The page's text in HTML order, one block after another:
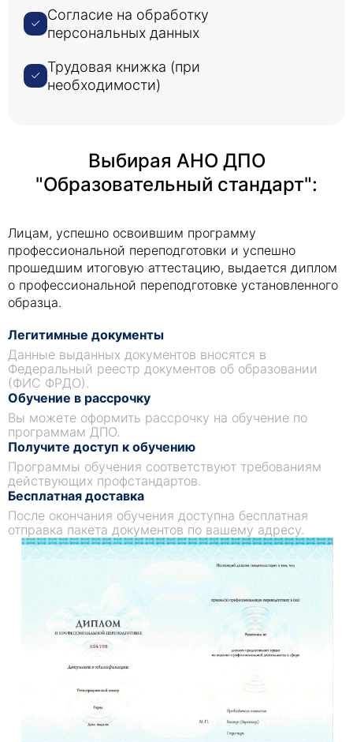
Согласие на обработку
персональных данных
Трудовая книжка (при
необходимости)
Выбирая АНО ДПО
"Образовательный стандарт":
Лицам, успешно освоившим программу
профессиональной переподготовки и успешно
прошедшим итоговую аттестацию, выдается диплом
о профессиональной переподготовке установленного
образца.
Легитимные документы
Данные выданных документов вносятся в
Федеральный реестр документов об образовании
(ФИС ФРДО).
Обучение в рассрочку
Вы можете оформить рассрочку на обучение по
программам ДПО.
Получите доступ к обучению
Программы обучения соответствуют требованиям
действующих профстандартов.
Бесплатная доставка
После окончания обучения доступна бесплатная
отправка пакета документов по вашему адресу.